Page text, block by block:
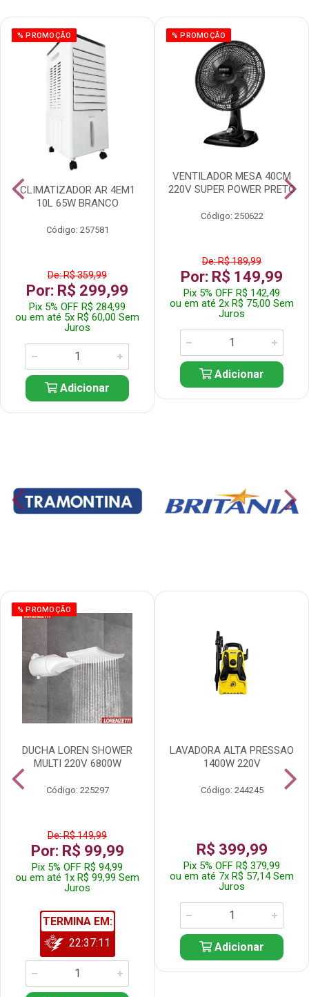
% PROMOÇÃO
CLIMATIZADOR AR 4EM1
10L 65W BRANCO
Código: 257581
De: R$ 359,99
Por: R$ 299,99
Pix 5% OFF R$ 284,99
ou em até 5x R$ 60,00 Sem
Juros
Adicionar
% PROMOÇÃO
VENTILADOR MESA 40CM
220V SUPER POWER PRETO
Código: 250622
De: R$ 189,99
Por: R$ 149,99
Pix 5% OFF R$ 142,49
ou em até 2x R$ 75,00 Sem
Juros
Adicionar
% PROMOÇÃO
DUCHA LOREN SHOWER
MULTI 220V 6800W
Código: 225297
De: R$ 149,99
Por: R$ 99,99
Pix 5% OFF R$ 94,99
ou em até 1x R$ 99,99 Sem
Juros
TERMINA EM:
22:37:10
LAVADORA ALTA PRESSAO
1400W 220V
Código: 244245
R$ 399,99
Pix 5% OFF R$ 379,99
ou em até 7x R$ 57,14 Sem
Juros
Adicionar